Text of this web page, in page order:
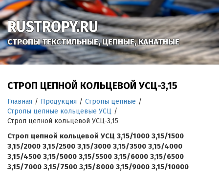
RUSTROPY.RU
СТРОПЫ ТЕКСТИЛЬНЫЕ, ЦЕПНЫЕ, КАНАТНЫЕ
СТРОП ЦЕПНОЙ КОЛЬЦЕВОЙ УСЦ-3,15
Главная / Продукция / Стропы цепные /
Стропы цепные кольцевые УСЦ /
Строп цепной кольцевой УСЦ-3,15
Строп цепной кольцевой УСЦ 3,15/1000 3,15/1500
3,15/2000 3,15/2500 3,15/3000 3,15/3500 3,15/4000
3,15/4500 3,15/5000 3,15/5500 3,15/6000 3,15/6500
3,15/7000 3,15/7500 3,15/8000 3,15/9000 3,15/10000